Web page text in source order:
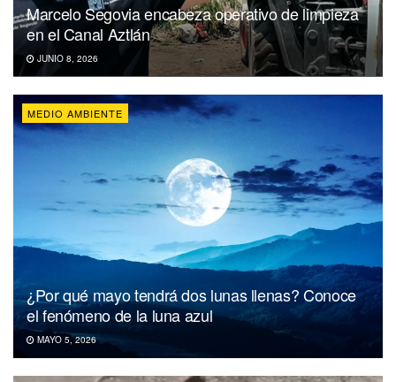
Marcelo Segovia encabeza operativo de limpieza
en el Canal Aztlán
JUNIO 8, 2026
MEDIO AMBIENTE
¿Por qué mayo tendrá dos lunas llenas? Conoce
el fenómeno de la luna azul
MAYO 5, 2026